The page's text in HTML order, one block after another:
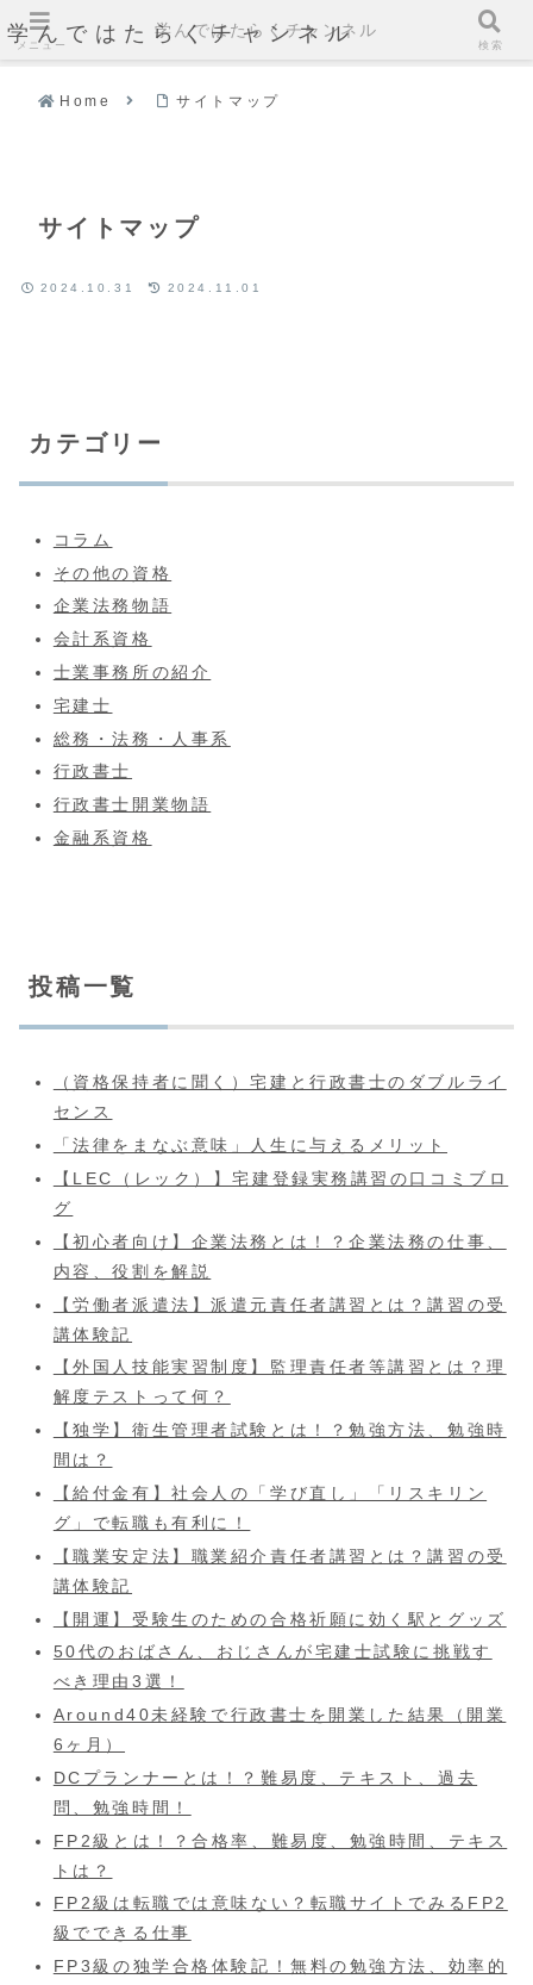
学んではたらくチャンネル
Home サイトマップ
サイトマップ
2024.10.31 2024.11.01
カテゴリー
コラム
その他の資格
企業法務物語
会計系資格
士業事務所の紹介
宅建士
総務・法務・人事系
行政書士
行政書士開業物語
金融系資格
投稿一覧
（資格保持者に聞く）宅建と行政書士のダブルライ
センス
「法律をまなぶ意味」人生に与えるメリット
【LEC（レック）】宅建登録実務講習の口コミブロ
グ
【初心者向け】企業法務とは！？企業法務の仕事、
内容、役割を解説
【労働者派遣法】派遣元責任者講習とは？講習の受
講体験記
【外国人技能実習制度】監理責任者等講習とは？理
解度テストって何？
【独学】衛生管理者試験とは！？勉強方法、勉強時
間は？
【給付金有】社会人の「学び直し」「リスキリン
グ」で転職も有利に！
【職業安定法】職業紹介責任者講習とは？講習の受
講体験記
【開運】受験生のための合格祈願に効く駅とグッズ
50代のおばさん、おじさんが宅建士試験に挑戦す
べき理由3選！
Around40未経験で行政書士を開業した結果（開業
6ヶ月）
DCプランナーとは！？難易度、テキスト、過去
問、勉強時間！
FP2級とは！？合格率、難易度、勉強時間、テキス
トは？
FP2級は転職では意味ない？転職サイトでみるFP2
級でできる仕事
FP3級の独学合格体験記！無料の勉強方法、効率的
メニュー
学んではたらくチャンネル
検索